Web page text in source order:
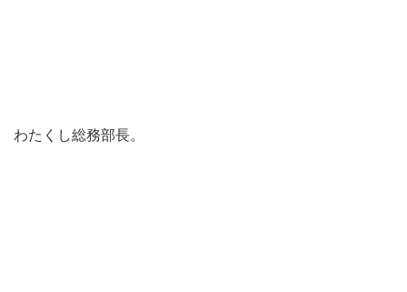
わたくし総務部長。